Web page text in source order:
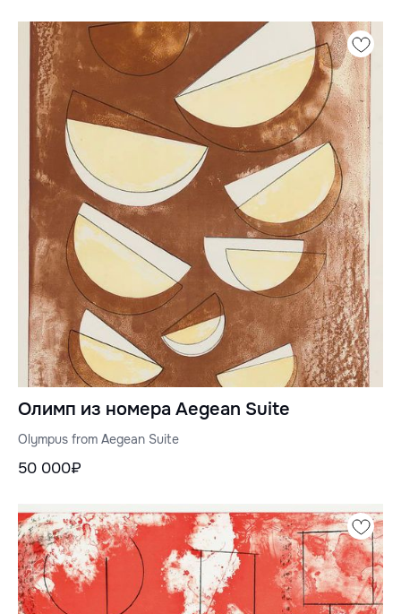
Олимп из номера Aegean Suite
Olympus from Aegean Suite
50 000₽